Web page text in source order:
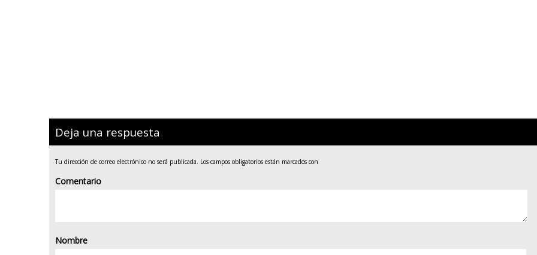
Deja una respuesta
Tu dirección de correo electrónico no será publicada. Los campos obligatorios están marcados con
Comentario
Nombre